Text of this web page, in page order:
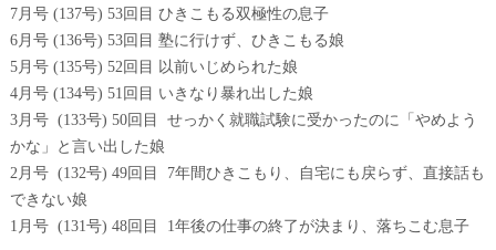
7月号 (137号) 53回目 ひきこもる双極性の息子
6月号 (136号) 53回目 塾に行けず、ひきこもる娘
5月号 (135号) 52回目 以前いじめられた娘
4月号 (134号) 51回目 いきなり暴れ出した娘
3月号 (133号) 50回目 せっかく就職試験に受かったのに「やめよう
かな」と言い出した娘
2月号 (132号) 49回目 7年間ひきこもり、自宅にも戻らず、直接話も
できない娘
1月号 (131号) 48回目 1年後の仕事の終了が決まり、落ちこむ息子